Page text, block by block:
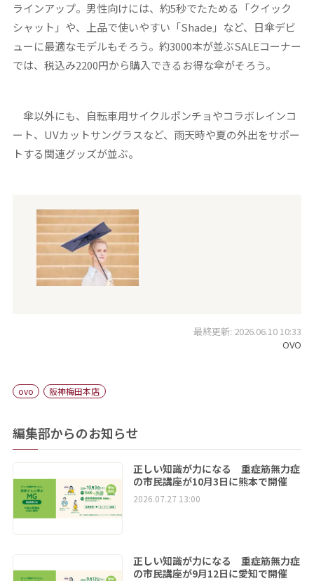
ラインアップ。男性向けには、約5秒でたためる「クイック
シャット」や、上品で使いやすい「Shade」など、日傘デビ
ューに最適なモデルもそろう。約3000本が並ぶSALEコーナー
では、税込み2200円から購入できるお得な傘がそろう。
傘以外にも、自転車用サイクルポンチョやコラボレインコ
ート、UVカットサングラスなど、雨天時や夏の外出をサポー
トする関連グッズが並ぶ。
最終更新: 2026.06.10 10:33
OVO
ovo 阪神梅田本店
編集部からのお知らせ
正しい知識が力になる 重症筋無力症
の市民講座が10月3日に熊本で開催
2026.07.27 13:00
正しい知識が力になる 重症筋無力症
の市民講座が9月12日に愛知で開催